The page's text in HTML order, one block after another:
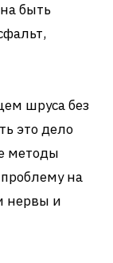
быть
шруса без
это дело
методы
на
нервы и